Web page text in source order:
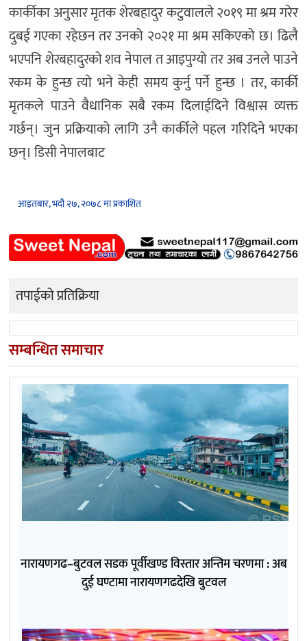
कार्कीका अनुसार मृतक शेरबहादुर कटुवालले २०१९ मा श्रम गरेर
दुबई गएका रहेछन तर उनको २०२१ मा श्रम सकिएको छ। ढिलै
भएपनि शेरबहादुरको शव नेपाल त आइपुग्यो तर अब उनले पाउने
रकम के हुन्छ त्यो भने केही समय कुर्नु पर्ने हुन्छ । तर, कार्की
मृतकले पाउने वैधानिक सबै रकम दिलाईदिने विश्वास व्यक्त
गर्छन्। जुन प्रक्रियाको लागि उनै कार्कीले पहल गरिदिने भएका
छन्। डिसी नेपालबाट
आइतबार, भदौ २७, २०७८ मा प्रकाशित
तपाईको प्रतिक्रिया
सम्बन्धित समाचार
नारायणगढ–बुटवल सडक पूर्वीखण्ड विस्तार अन्तिम चरणमा : अब
दुई घण्टामा नारायणगढदेखि बुटवल